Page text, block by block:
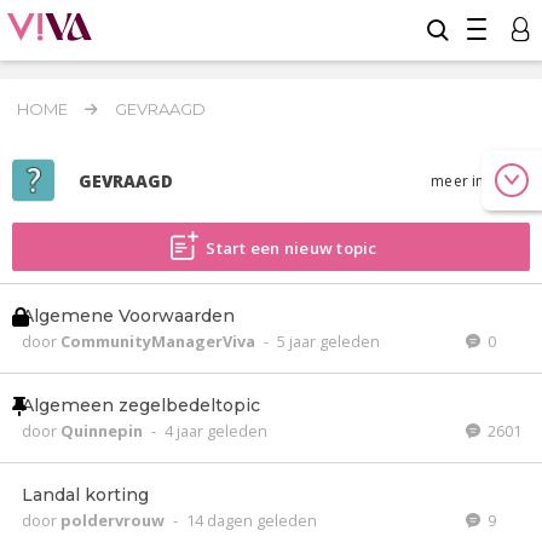
HOME GEVRAAGD
GEVRAAGD meer info
Start een nieuw topic
Algemene Voorwaarden
door CommunityManagerViva - 5 jaar geleden 0
Algemeen zegelbedeltopic
door Quinnepin - 4 jaar geleden 2601
Landal korting
door poldervrouw - 14 dagen geleden 9